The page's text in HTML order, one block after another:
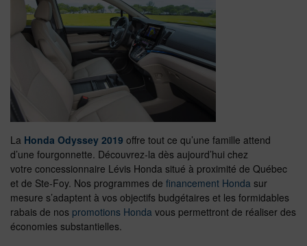
La Honda Odyssey 2019 offre tout ce qu’une famille attend
d’une fourgonnette. Découvrez-la dès aujourd’hui chez
votre concessionnaire Lévis Honda situé à proximité de Québec
et de Ste-Foy. Nos programmes de financement Honda sur
mesure s’adaptent à vos objectifs budgétaires et les formidables
rabais de nos promotions Honda vous permettront de réaliser des
économies substantielles.